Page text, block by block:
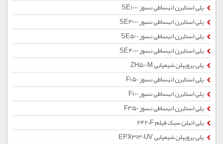
پلی استایرن انبساطی نسوز SE1000
پلی استایرن انبساطی نسوز SE3000
پلی استایرن انبساطی نسوز SE500
پلی استایرن انبساطی نسوز SE4000
پلی پروپیلن شیمیایی ZH500M
پلی استایرن انبساطی نسوز F150
پلی استایرن انبساطی نسوز F100
پلی استایرن انبساطی نسوز F350
پلی اتیلن سبک فیلم 2420F
پلی پروپیلن شیمیایی EPX3130UV